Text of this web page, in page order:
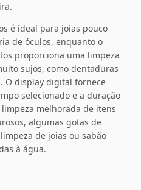
é ideal para joias pouco
de óculos, enquanto o
proporciona uma limpeza
sujos, como dentaduras
O display digital fornece
selecionado e a duração
melhorada de itens
algumas gotas de
de joias ou sabão
à água.